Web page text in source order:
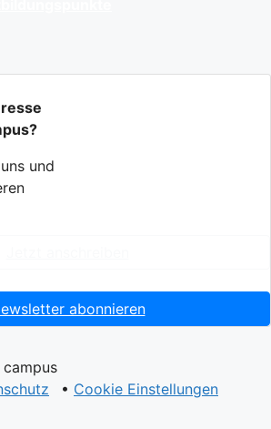
und
abonnieren
• Cookie Einstellungen